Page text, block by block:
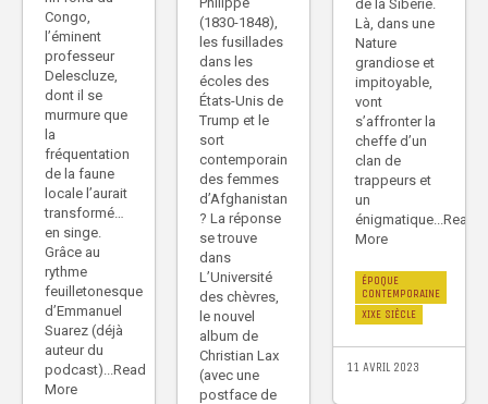
de la Sibérie.
Là, dans une
Nature
grandiose et
impitoyable,
vont
s’affronter la
cheffe d’un
clan de
trappeurs et
un
énigmatique...Read
More
ÉPOQUE
CONTEMPORAINE
XIXE SIÈCLE
11 AVRIL 2023
Congo,
l’éminent
professeur
Delescluze,
dont il se
murmure que
la
fréquentation
de la faune
locale l’aurait
transformé…
en singe.
Grâce au
rythme
feuilletonesque
d’Emmanuel
Suarez (déjà
auteur du
podcast)...Read
More
(1830-1848),
les fusillades
dans les
écoles des
États-Unis de
Trump et le
sort
contemporain
des femmes
d’Afghanistan
? La réponse
se trouve
dans
L’Université
des chèvres,
le nouvel
album de
Christian Lax
(avec une
postface de